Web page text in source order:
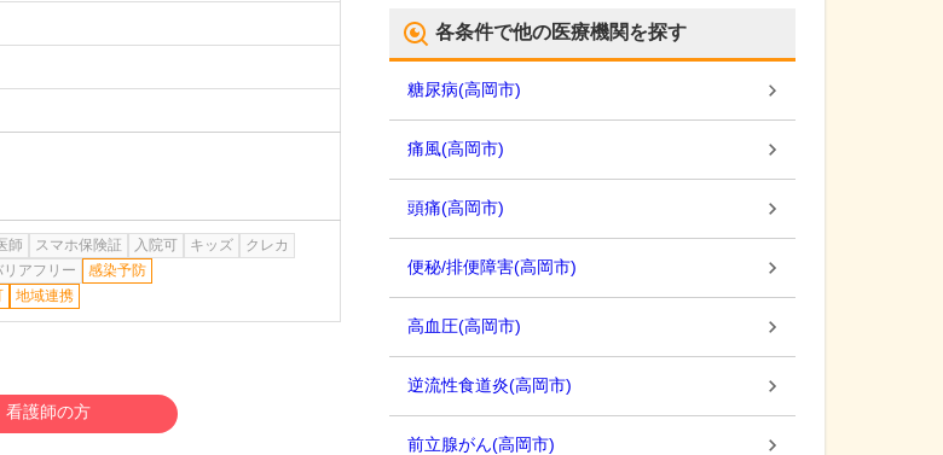
師 スマホ保険証 入院可 キッズ
クレカ
リアフリー
感染予防
地域連携
看護師の方
各条件で他の医療機関を探す
糖尿病(高岡市)
痛風(高岡市)
頭痛(高岡市)
便秘/排便障害(高岡市)
高血圧(高岡市)
逆流性食道炎(高岡市)
前立腺がん(高岡市)